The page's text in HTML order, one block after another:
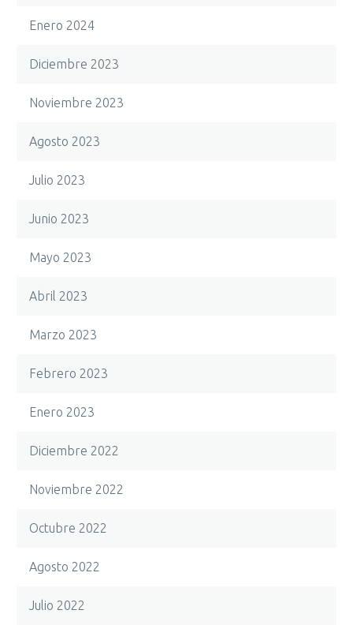
Enero 2024
Diciembre 2023
Noviembre 2023
Agosto 2023
Julio 2023
Junio 2023
Mayo 2023
Abril 2023
Marzo 2023
Febrero 2023
Enero 2023
Diciembre 2022
Noviembre 2022
Octubre 2022
Agosto 2022
Julio 2022